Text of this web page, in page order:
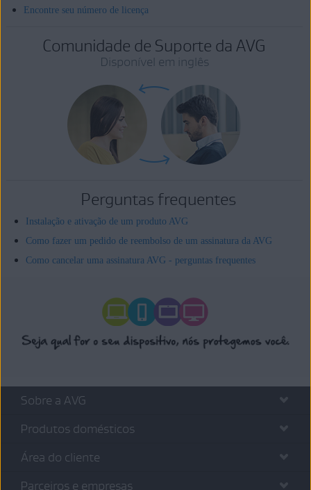
Encontre seu número de licença
Comunidade de Suporte da AVG
Disponível em inglês
Perguntas frequentes
Instalação e ativação de um produto AVG
Como fazer um pedido de reembolso de um assinatura da AVG
Como cancelar uma assinatura AVG - perguntas frequentes
Sobre a AVG
Produtos domésticos
Área do cliente
Parceiros e empresas